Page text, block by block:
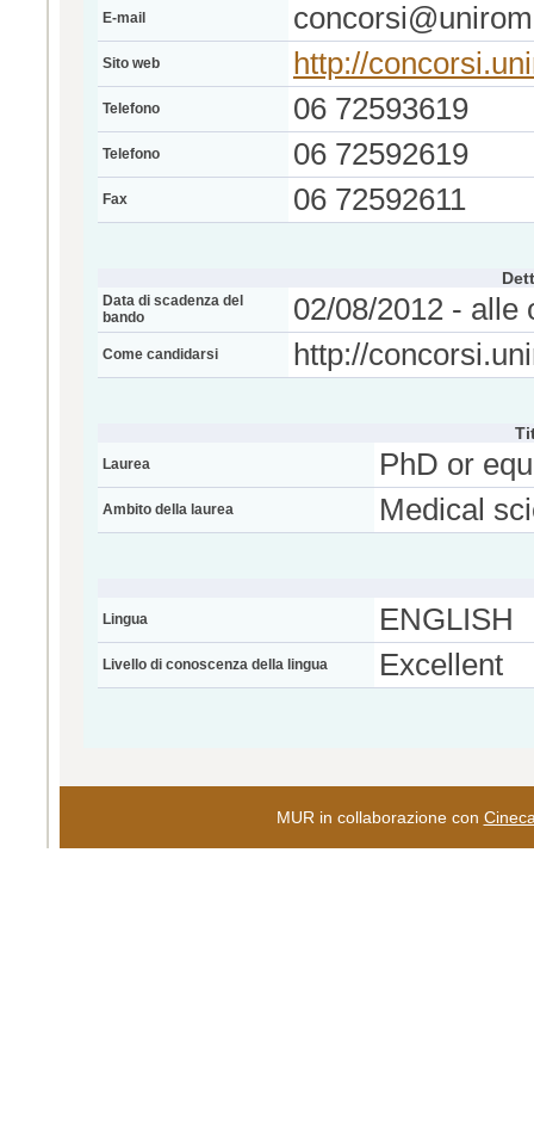
E-mail
Sito web http://
Telefono 06 72593619
Telefono 06 72592619
Fax 06 72592611
Data di scadenza del
bando
02/08/2012 - alle
Come candidarsi http://
Laurea PhD or
Ambito della laurea Medical
Lingua ENGLISH
Livello di conoscenza della lingua Excellent
MUR in collaborazione con